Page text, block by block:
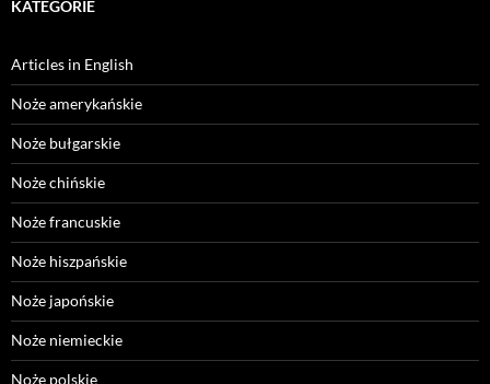
KATEGORIE
Articles in English
Noże amerykańskie
Noże bułgarskie
Noże chińskie
Noże francuskie
Noże hiszpańskie
Noże japońskie
Noże niemieckie
Noże polskie